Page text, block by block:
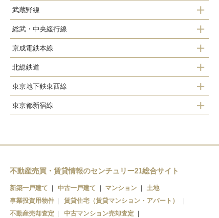
市川塩浜駅
二俣新町駅
武蔵野線
市川大野駅
総武・中央緩行線
本八幡駅
市川駅
京成電鉄本線
国府台駅
市川真間駅
菅野駅
北総鉄道
北国分駅
大町駅
東京地下鉄東西線
南行徳駅
東京都新宿線
不動産売買・賃貸情報のセンチュリー21総合サイト
新築一戸建て 中古一戸建て マンション
土地
事業投資用物件
賃貸住宅（賃貸マンション・アパート）
不動産売却査定
中古マンション売却査定